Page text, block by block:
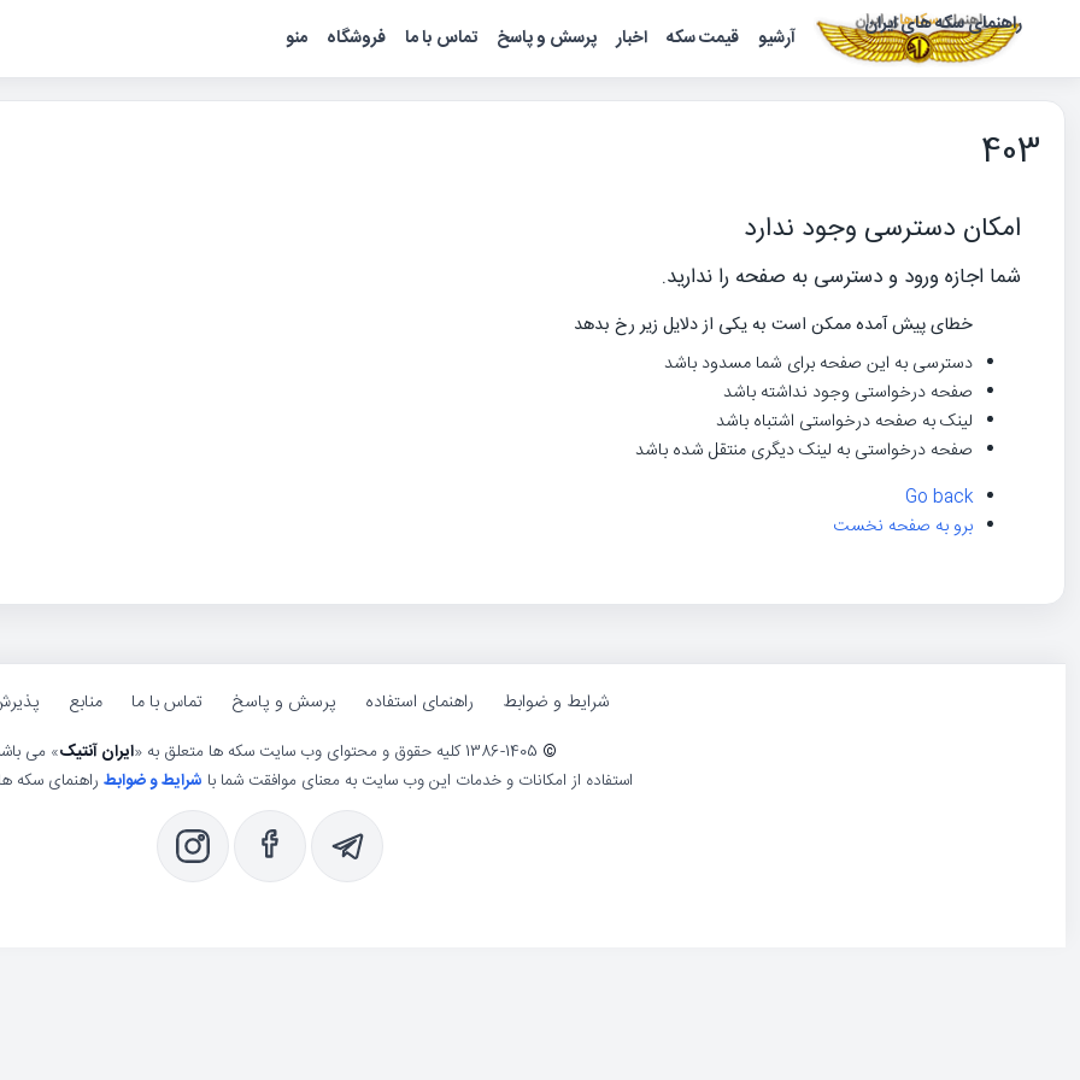
راهنمای سکه های ایران آرشیو قیمت سکه اخبار پرسش و پاسخ تماس با ما فروشگاه منو
403
امکان دسترسی وجود ندارد
شما اجازه ورود و دسترسی به صفحه را ندارید.
خطای پیش آمده ممکن است به یکی از دلایل زیر رخ بدهد
دسترسی به این صفحه برای شما مسدود باشد
صفحه درخواستی وجود نداشته باشد
لینک به صفحه درخواستی اشتباه باشد
صفحه درخواستی به لینک دیگری منتقل شده باشد
Go back
برو به صفحه نخست
شرایط و ضوابط راهنمای استفاده پرسش و پاسخ تماس با ما منابع
© ایران آنتیک» می
استفاده از امکانات و خدمات این وب سایت به معنای موافقت شما با شرایط و ضوابط راهنمای سکه